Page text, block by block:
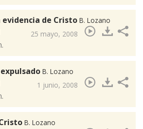
evidencia de Cristo B. Lozano
25 mayo, 2008
B. Lozano
1 junio, 2008
B. Lozano